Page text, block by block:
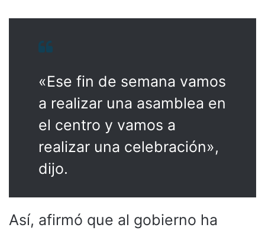
«Ese fin de semana vamos
a realizar una asamblea en
el centro y vamos a
realizar una celebración»,
dijo.
Así, afirmó que al gobierno ha